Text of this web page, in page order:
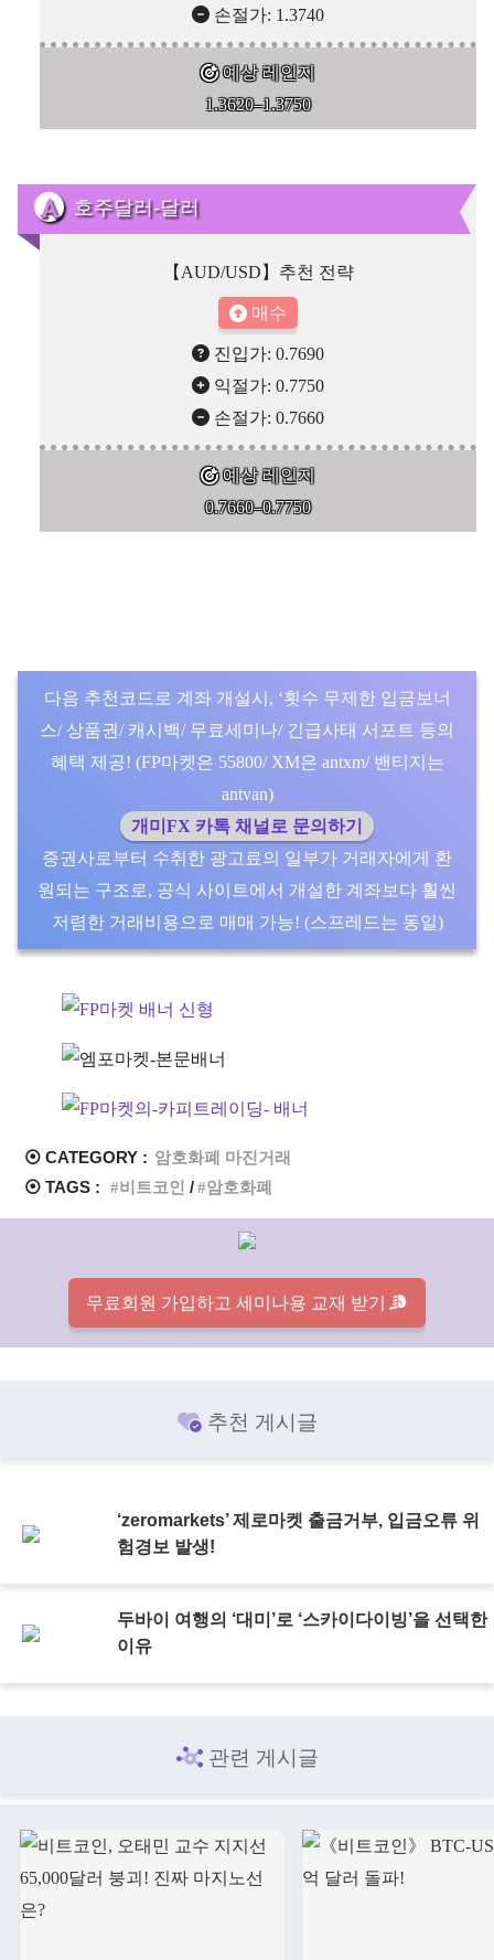
손절가: 1.3740
예상 레인지
1.3620–1.3750
호주달러-달러
【AUD/USD】추천 전략
매수
진입가: 0.7690
익절가: 0.7750
손절가: 0.7660
예상 레인지
0.7660–0.7750
다음 추천코드로 계좌 개설시, ‘횟수 무제한 입금보너
스/ 상품권/ 캐시백/ 무료세미나/ 긴급사태 서포트 등의
혜택 제공! (FP마켓은 55800/ XM은 antxm/ 밴티지는
antvan)
개미FX 카톡 채널로 문의하기
증권사로부터 수취한 광고료의 일부가 거래자에게 환
원되는 구조로, 공식 사이트에서 개설한 계좌보다 훨씬
저렴한 거래비용으로 매매 가능! (스프레드는 동일)
⦿ CATEGORY : 암호화폐 마진거래
⦿ TAGS :
비트코인 암호화폐
무료회원 가입하고 세미나용 교재 받기
추천 게시글
‘zeromarkets’ 제로마켓 출금거부, 입금오류 위
험경보 발생!
두바이 여행의 ‘대미’로 ‘스카이다이빙’을 선택한
이유
관련 게시글